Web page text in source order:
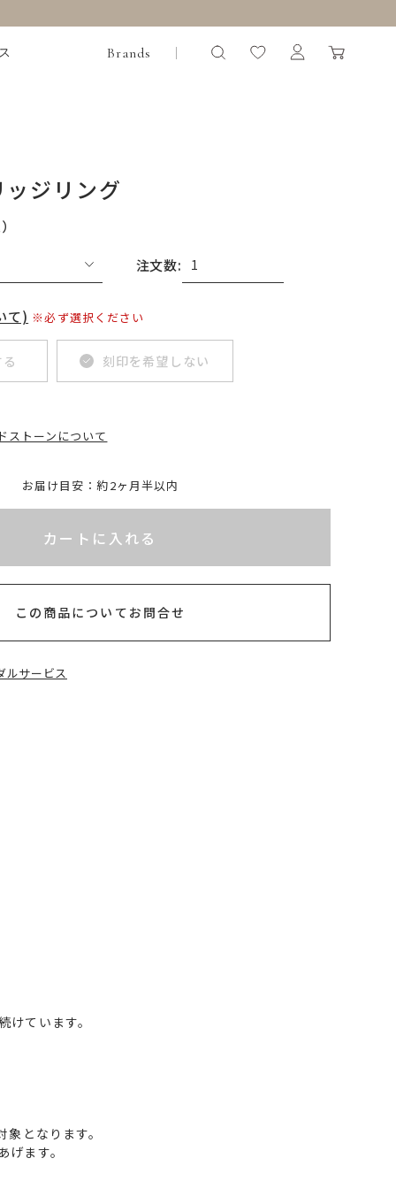
Brands
ジリング
注文数:
て) ※必ず選択ください
刻印を希望しない
ストーンについて
お届け目安：約2ヶ月半以内
カートに入れる
この商品についてお問合せ
ルサービス
ています。
となります。
ます。